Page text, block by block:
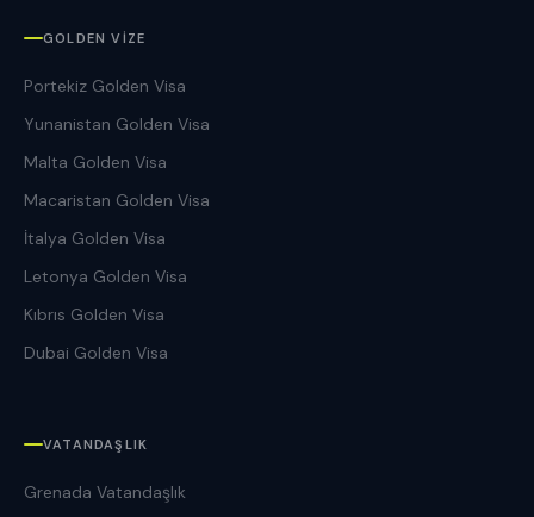
GOLDEN VIZE
Portekiz Golden Visa
Yunanistan Golden Visa
Malta Golden Visa
Macaristan Golden Visa
İtalya Golden Visa
Letonya Golden Visa
Kıbrıs Golden Visa
Dubai Golden Visa
VATANDAŞLIK
Grenada Vatandaşlık